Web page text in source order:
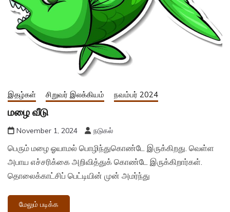
இதழ்கள் சிறுவர் இலக்கியம் நவம்பர் 2024
மழை வீடு
November 1, 2024 நடுகல்
பெரும் மழை ஓயாமல் பொழிந்துகொண்டே இருக்கிறது. வெள்ள
அபாய எச்சரிக்கை அறிவித்துக் கொண்டே இருக்கிறார்கள்.
தொலைக்காட்சிப் பெட்டியின் முன் அமர்ந்து
மேலும் படிக்க